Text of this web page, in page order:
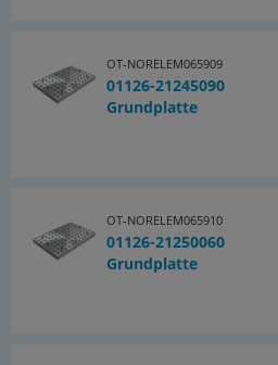
OT-NORELEM065909
01126-21245090
Grundplatte
OT-NORELEM065910
01126-21250060
Grundplatte